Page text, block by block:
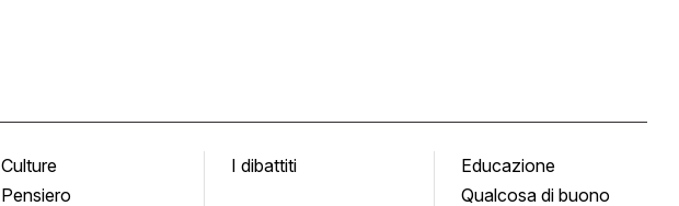
Culture
Pensiero
I dibattiti
Educazione
Qualcosa di buono